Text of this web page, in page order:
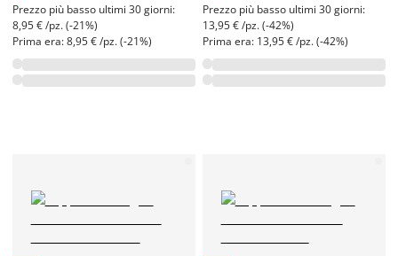
Prezzo più basso ultimi 30 giorni:
8,95 € /pz. (-21%)
Prima era: 8,95 € /pz. (-21%)
Prezzo più basso ultimi 30 giorni:
13,95 € /pz. (-42%)
Prima era: 13,95 € /pz. (-42%)